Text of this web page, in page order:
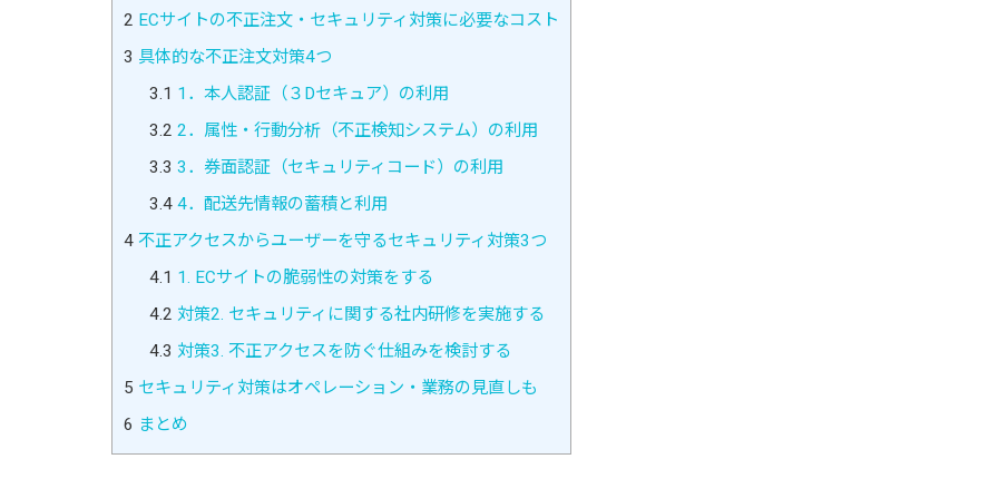
2 ECサイトの不正注文・セキュリティ対策に必要なコスト
3 具体的な不正注文対策4つ
3.1 1．本人認証（３Dセキュア）の利用
3.2 2．属性・行動分析（不正検知システム）の利用
3.3 3．券面認証（セキュリティコード）の利用
3.44．配送先情報の蓄積と利用
4 不正アクセスからユーザーを守るセキュリティ対策3つ
4.1 1. ECサイトの脆弱性の対策をする
4.2 対策2. セキュリティに関する社内研修を実施する
4.3 対策3. 不正アクセスを防ぐ仕組みを検討する
5 セキュリティ対策はオペレーション・業務の見直しも
6 まとめ